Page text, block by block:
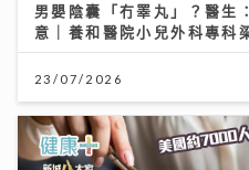
男嬰陰囊「冇睪丸」？醫生
意｜養和醫院小兒外科專科
23/07/2026